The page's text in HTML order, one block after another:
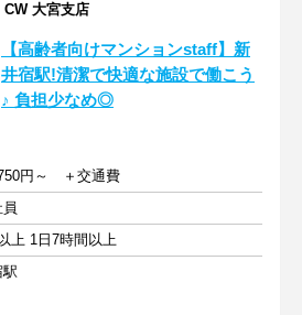
大宮支店
【高齢者向けマンションstaff】新
井宿駅!清潔で快適な施設で働こう
♪ 負担少なめ◎
円～ ＋交通費
上 1日7時間以上
駅